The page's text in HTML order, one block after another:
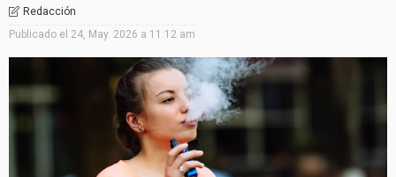
Redacción
Publicado el 24, May. 2026 a 11:12 am